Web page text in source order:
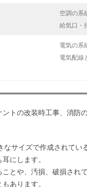
空調の系
給気口・
電気の系
電気配線
トの改装時工事、消
サイズで作成されてい
にします。
とや、汚損、破損され
あります。